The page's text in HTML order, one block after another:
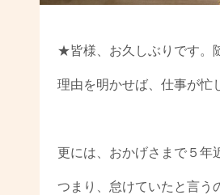
★皆様、お久しぶりです。
理由を明かせば、仕事が忙
更には、おかげさまで５年
つまり、怠けていたと言う